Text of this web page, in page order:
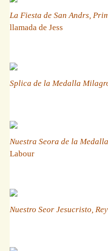
La Fiesta de San Andrs,
llamada de Jess
Splica de la Medalla
Nuestra Seora de la
Labour
Nuestro Seor Jesucristo,